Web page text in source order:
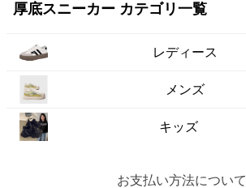
厚底スニーカー カテゴリ一覧
レディース
メンズ
キッズ
お支払い方法について